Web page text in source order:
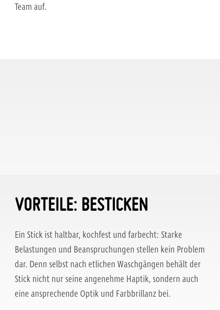
Team auf.
VORTEILE: BESTICKEN
Ein Stick ist haltbar, kochfest und farbecht: Starke
Belastungen und Beanspruchungen stellen kein Problem
dar. Denn selbst nach etlichen Waschgängen behält der
Stick nicht nur seine angenehme Haptik, sondern auch
eine ansprechende Optik und Farbbrillanz bei.